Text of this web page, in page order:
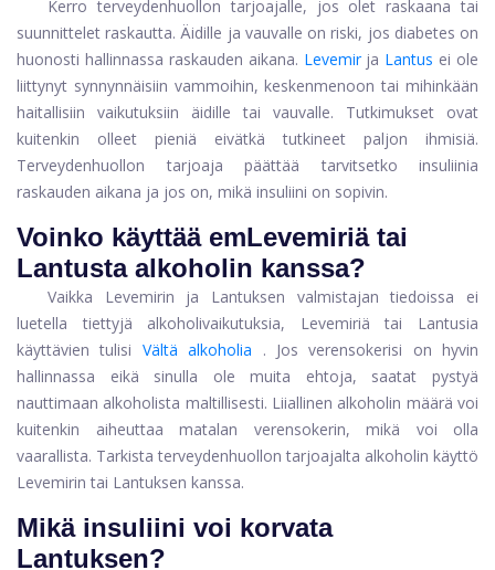
Kerro terveydenhuollon tarjoajalle, jos olet raskaana tai
suunnittelet raskautta. Äidille ja vauvalle on riski, jos diabetes on
huonosti hallinnassa raskauden aikana. Levemirja Lantus ei ole
liittynyt synnynnäisiin vammoihin, keskenmenoon tai mihinkään
haitallisiin vaikutuksiin äidille tai vauvalle. Tutkimukset ovat
kuitenkin olleet pieniä eivätkä tutkineet paljon ihmisiä.
Terveydenhuollon tarjoaja päättää tarvitsetko insuliinia
raskauden aikana ja jos on, mikä insuliini on sopivin.
Voinko käyttää emLevemiriä tai
Lantusta alkoholin kanssa?
Vaikka Levemirin ja Lantuksen valmistajan tiedoissa ei
luetella tiettyjä alkoholivaikutuksia, Levemiriä tai Lantusia
käyttävien tulisi Vältä alkoholia . Jos verensokerisi on hyvin
hallinnassa eikä sinulla ole muita ehtoja, saatat pystyä
nauttimaan alkoholista maltillisesti. Liiallinen alkoholin määrä voi
kuitenkin aiheuttaa matalan verensokerin, mikä voi olla
vaarallista. Tarkista terveydenhuollon tarjoajalta alkoholin käyttö
Levemirin tai Lantuksen kanssa.
Mikä insuliini voi korvata
Lantuksen?